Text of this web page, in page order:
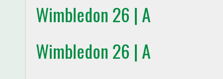
Wimbledon 26 | A
Wimbledon 26 | A